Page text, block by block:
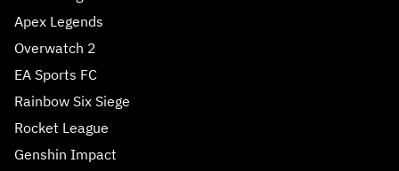
Apex Legends
Overwatch 2
EA Sports FC
Rainbow Six Siege
Rocket League
Genshin Impact